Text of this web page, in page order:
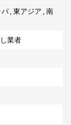
, 東アジア , 南
業者